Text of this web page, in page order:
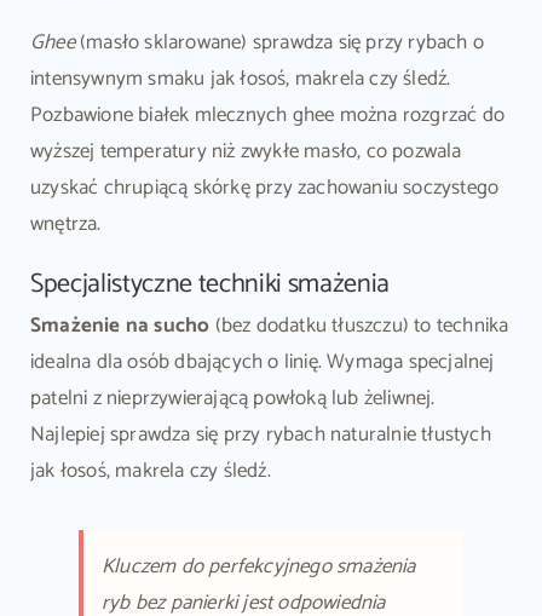
Ghee(masło sklarowane) sprawdza się przy rybach o
intensywnym smaku jak łosoś, makrela czy śledź.
Pozbawione białek mlecznych ghee można rozgrzać do
wyższej temperatury niż zwykłe masło, co pozwala
uzyskać chrupiącą skórkę przy zachowaniu soczystego
wnętrza.
Specjalistyczne techniki smażenia
Smażenie na sucho (bez dodatku tłuszczu) to technika
idealna dla osób dbających o linię. Wymaga specjalnej
patelni z nieprzywierającą powłoką lub żeliwnej.
Najlepiej sprawdza się przy rybach naturalnie tłustych
jak łosoś, makrela czy śledź.
Kluczem do perfekcyjnego smażenia
ryb bez panierki jest odpowiednia